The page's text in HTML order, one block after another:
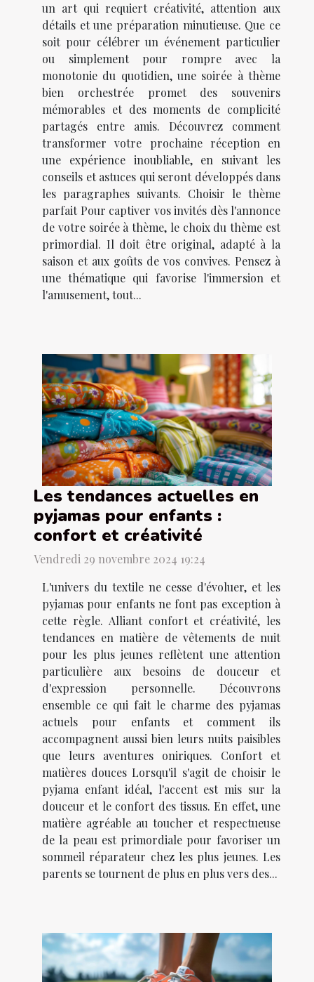
un art qui requiert créativité, attention aux
détails et une préparation minutieuse. Que ce
soit pour célébrer un événement particulier
ou simplement pour rompre avec la
monotonie du quotidien, une soirée à thème
bien orchestrée promet des souvenirs
mémorables et des moments de complicité
partagés entre amis. Découvrez comment
transformer votre prochaine réception en
une expérience inoubliable, en suivant les
conseils et astuces qui seront développés dans
les paragraphes suivants. Choisir le thème
parfait Pour captiver vos invités dès l'annonce
de votre soirée à thème, le choix du thème est
primordial. Il doit être original, adapté à la
saison et aux goûts de vos convives. Pensez à
une thématique qui favorise l'immersion et
l'amusement, tout...
Les tendances actuelles en
pyjamas pour enfants :
confort et créativité
Vendredi 29 novembre 2024 19:24
L'univers du textile ne cesse d'évoluer, et les
pyjamas pour enfants ne font pas exception à
cette règle. Alliant confort et créativité, les
tendances en matière de vêtements de nuit
pour les plus jeunes reflètent une attention
particulière aux besoins de douceur et
d'expression personnelle. Découvrons
ensemble ce qui fait le charme des pyjamas
actuels pour enfants et comment ils
accompagnent aussi bien leurs nuits paisibles
que leurs aventures oniriques. Confort et
matières douces Lorsqu'il s'agit de choisir le
pyjama enfant idéal, l'accent est mis sur la
douceur et le confort des tissus. En effet, une
matière agréable au toucher et respectueuse
de la peau est primordiale pour favoriser un
sommeil réparateur chez les plus jeunes. Les
parents se tournent de plus en plus vers des...